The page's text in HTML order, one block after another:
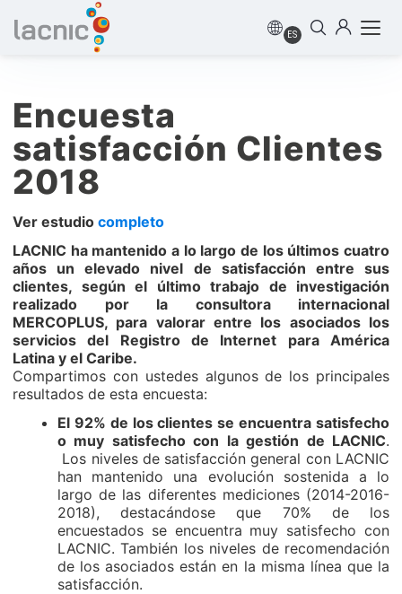
ES
Encuesta
satisfacción Clientes
2018
Ver estudio completo
LACNIC ha mantenido a lo largo de los últimos cuatro
años un elevado nivel de satisfacción entre sus
clientes, según el último trabajo de investigación
realizado por la consultora internacional
MERCOPLUS, para valorar entre los asociados los
servicios del Registro de Internet para América
Latina y el Caribe.
Compartimos con ustedes algunos de los principales
resultados de esta encuesta:
El 92% de los clientes se encuentra satisfecho
o muy satisfecho con la gestión de LACNIC.
Los niveles de satisfacción general con LACNIC
han mantenido una evolución sostenida a lo
largo de las diferentes mediciones (2014-2016-
2018), destacándose que 70% de los
encuestados se encuentra muy satisfecho con
LACNIC. También los niveles de recomendación
de los asociados están en la misma línea que la
satisfacción.